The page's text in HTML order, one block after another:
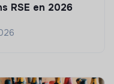
RSE en 2026